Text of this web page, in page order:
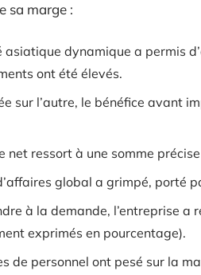
sa marge :
asiatique dynamique a permis
ont été élevés.
sur l’autre, le bénéfice avant
net ressort à une somme
global a grimpé, porté
à la demande, l’entreprise
exprimés en pourcentage).
de personnel ont pesé sur la